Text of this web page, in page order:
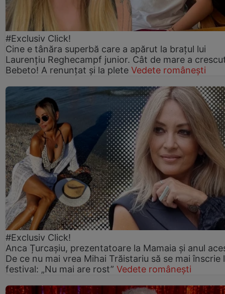
#Exclusiv Click!
Cine e tânăra superbă care a apărut la brațul lui
Laurențiu Reghecampf junior. Cât de mare a
Bebeto! A renunțat și la plete Vedete românești
#Exclusiv Click!
Anca Țurcașiu, prezentatoare la Mamaia și anul
De ce nu mai vrea Mihai Trăistariu să se mai înscrie
festival: „Nu mai are rost” Vedete românești